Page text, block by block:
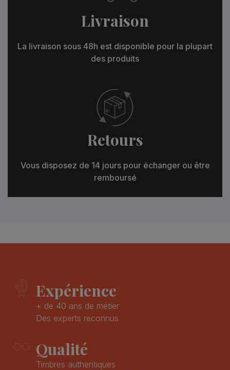
Livraison
La livraison sous 48h est disponible pour la plupart
des produits
Retours
Vous disposez de 14 jours pour échanger ou être
remboursé
Expérience
+ de 40 ans de métier
Des experts reconnus
Qualité
Timbres authentiques